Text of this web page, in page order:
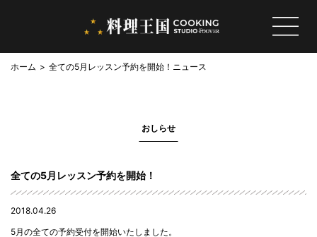
ホーム ニュース
全ての5月レッスン予約を開始！
おしらせ
全ての5月レッスン予約を開始！
2018.04.26
5月の全ての予約受付を開始いたしました。